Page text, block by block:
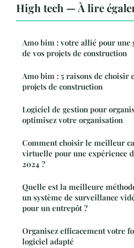
High tech — À lire
Amo bim : votre allié pour une
de vos projets de construction
Amo bim : 5 raisons de choisir
projets de construction
Logiciel de gestion pour
optimisez votre organisation
Comment choisir le meilleur
virtuelle pour une expérience
2024 ?
Quelle est la meilleure
un système de surveillance
pour un entrepôt ?
Organisez efficacement votre
logiciel adapté